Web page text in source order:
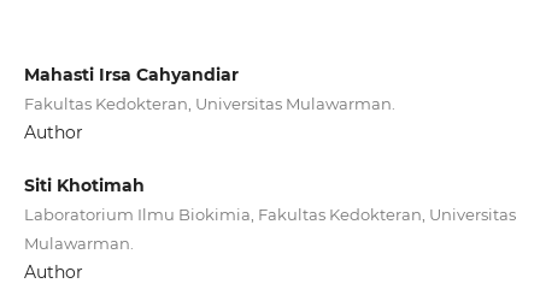
Mahasti Irsa Cahyandiar
Fakultas Kedokteran, Universitas Mulawarman.
Author
Siti Khotimah
Laboratorium Ilmu Biokimia, Fakultas Kedokteran, Universitas
Mulawarman.
Author